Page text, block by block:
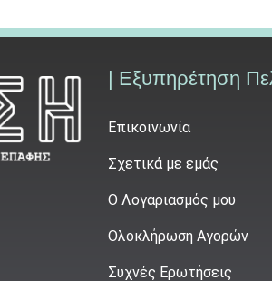
| Εξυπηρέτηση
Επικοινωνία
Σχετικά με εμάς
Ο Λογαριασμός μου
Ολοκλήρωση Αγορών
Συχνές Ερωτήσεις